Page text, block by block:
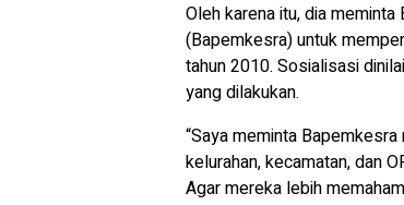
Oleh karena itu, dia
(Bapemkesra) untuk
tahun 2010. Sosialisasi
yang dilakukan.
“Saya meminta
kelurahan, kecamatan, dan
Agar mereka lebih